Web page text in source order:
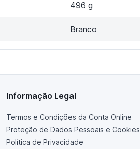
496 g
Branco
Informação Legal
Termos e Condições da Conta Online
Proteção de Dados Pessoais e Cookies
Política de Privacidade